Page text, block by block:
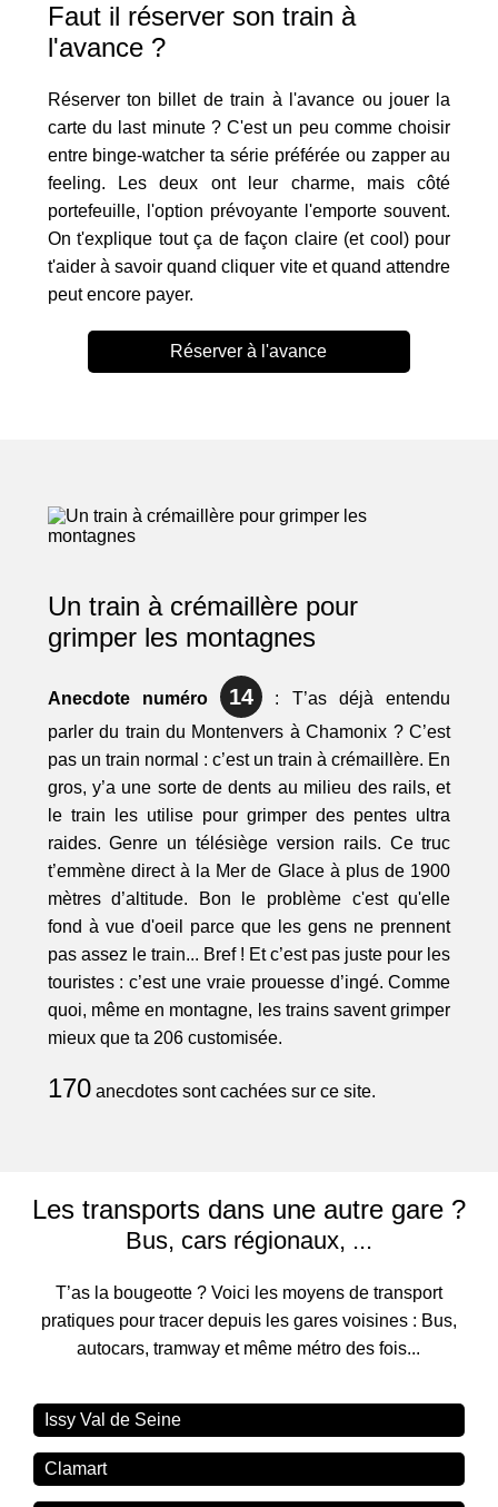
Faut il réserver son train à
l'avance ?
Réserver ton billet de train à l'avance ou jouer la
carte du last minute ? C'est un peu comme choisir
entre binge-watcher ta série préférée ou zapper au
feeling. Les deux ont leur charme, mais côté
portefeuille, l'option prévoyante l'emporte souvent.
On t'explique tout ça de façon claire (et cool) pour
t'aider à savoir quand cliquer vite et quand attendre
peut encore payer.
Réserver à l'avance
Un train à crémaillère pour
grimper les montagnes
Anecdote numéro 14
: T’as déjà entendu
parler du train du Montenvers à Chamonix ? C’est
pas un train normal : c’est un train à crémaillère. En
gros, y’a une sorte de dents au milieu des rails, et
le train les utilise pour grimper des pentes ultra
raides. Genre un télésiège version rails. Ce truc
t’emmène direct à la Mer de Glace à plus de 1900
mètres d’altitude. Bon le problème c'est qu'elle
fond à vue d'oeil parce que les gens ne prennent
pas assez le train... Bref ! Et c’est pas juste pour les
touristes : c’est une vraie prouesse d’ingé. Comme
quoi, même en montagne, les trains savent grimper
mieux que ta 206 customisée.
170anecdotes sont cachées sur ce site.
Les transports dans une autre gare ?
Bus, cars régionaux, ...
T’as la bougeotte ? Voici les moyens de transport
pratiques pour tracer depuis les gares voisines : Bus,
autocars, tramway et même métro des fois...
Issy Val de Seine
Clamart